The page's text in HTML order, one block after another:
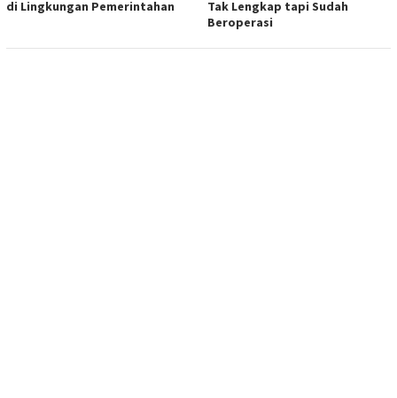
di Lingkungan Pemerintahan
Tak Lengkap tapi Sudah
Beroperasi